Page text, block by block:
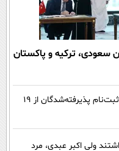
سعودی، ترکیه و پاکستان
نتایج آزمون مدارس سمپاد اعلام شد/ ثبت‌نام پذیرفته‌شدگان از ۱۹
ولی اکبر عبدی، مرد